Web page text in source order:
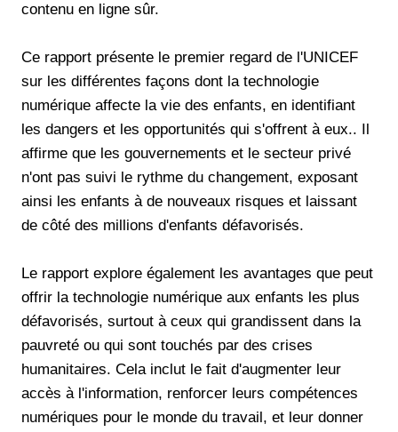
contenu en ligne sûr.
Ce rapport présente le premier regard de l'UNICEF
sur les différentes façons dont la technologie
numérique affecte la vie des enfants, en identifiant
les dangers et les opportunités qui s'offrent à eux.. Il
affirme que les gouvernements et le secteur privé
n'ont pas suivi le rythme du changement, exposant
ainsi les enfants à de nouveaux risques et laissant
de côté des millions d'enfants défavorisés.
Le rapport explore également les avantages que peut
offrir la technologie numérique aux enfants les plus
défavorisés, surtout à ceux qui grandissent dans la
pauvreté ou qui sont touchés par des crises
humanitaires. Cela inclut le fait d'augmenter leur
accès à l'information, renforcer leurs compétences
numériques pour le monde du travail, et leur donner